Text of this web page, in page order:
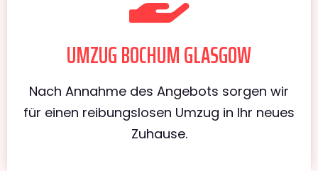
UMZUG BOCHUM GLASGOW
Nach Annahme des Angebots sorgen wir
für einen reibungslosen Umzug in Ihr neues
Zuhause.